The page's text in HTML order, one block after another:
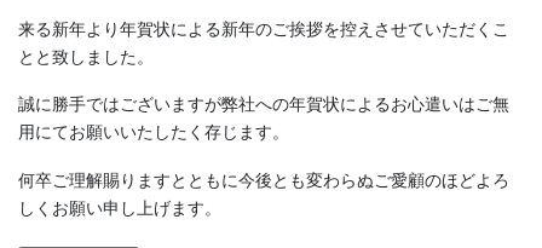
来る新年より年賀状による新年のご挨拶を控えさせていただくこ
とと致しました。
誠に勝手ではございますが弊社への年賀状によるお心遣いはご無
用にてお願いいたしたく存じます。
何卒ご理解賜りますとともに今後とも変わらぬご愛顧のほどよろ
しくお願い申し上げます。